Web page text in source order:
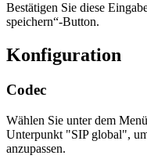
Bestätigen Sie diese
speichern“-Button.
Konfiguration
Codec
Wählen Sie unter dem
Unterpunkt "SIP global",
anzupassen.